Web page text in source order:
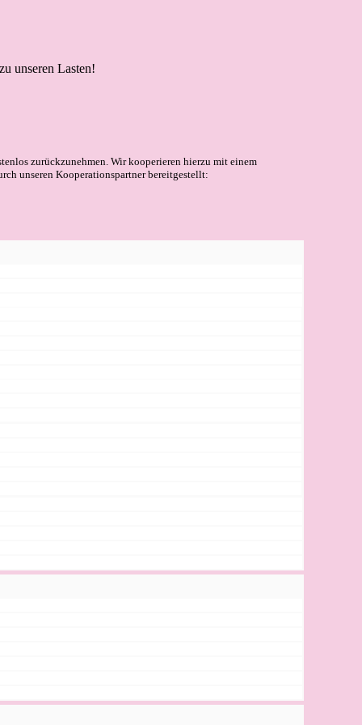
unseren Lasten!
zurückzunehmen. Wir kooperieren hierzu mit einem
unseren Kooperationspartner bereitgestellt: